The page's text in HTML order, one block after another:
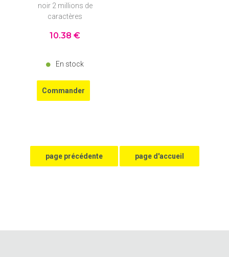
noir 2 millions de
caractères
10.38 €
En stock